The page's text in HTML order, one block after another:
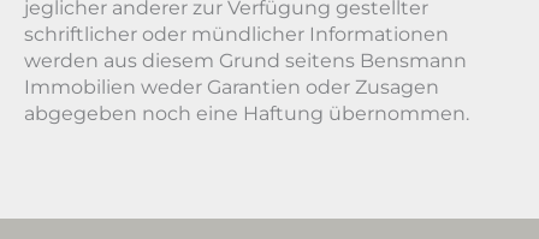
jeglicher anderer zur Verfügung gestellter
schriftlicher oder mündlicher Informationen
werden aus diesem Grund seitens Bensmann
Immobilien weder Garantien oder Zusagen
abgegeben noch eine Haftung übernommen.